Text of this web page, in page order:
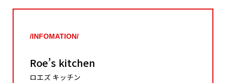
/INFOMATION/
Roe’s kitchen
ロエズ キッチン